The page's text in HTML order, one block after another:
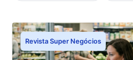
Revista Super Negócios